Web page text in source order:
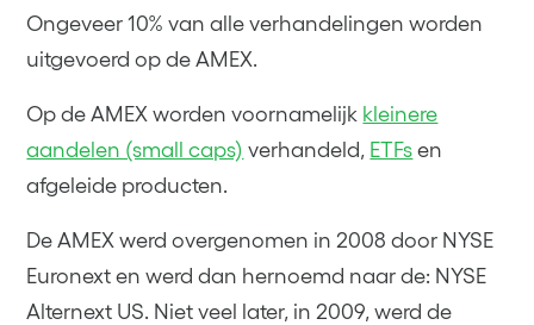
Ongeveer 10% van alle verhandelingen worden
uitgevoerd op de AMEX.
Op de AMEX worden voornamelijk kleinere
aandelen (small caps) verhandeld, ETFs en
afgeleide producten.
De AMEX werd overgenomen in 2008 door NYSE
Euronext en werd dan hernoemd naar de: NYSE
Alternext US. Niet veel later, in 2009, werd de